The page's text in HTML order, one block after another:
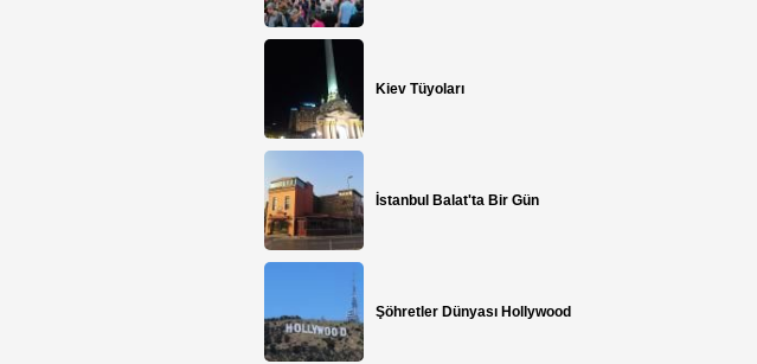
Kiev Tüyoları
İstanbul Balat'ta Bir Gün
Şöhretler Dünyası Hollywood